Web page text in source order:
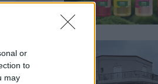
or
to
may